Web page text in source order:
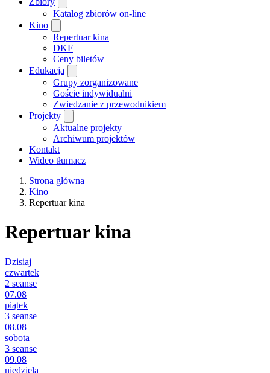
Katalog zbiorów on-line
Kino
Repertuar kina
DKF
Ceny biletów
Edukacja
Grupy zorganizowane
Goście indywidualni
Zwiedzanie z przewodnikiem
Projekty
Aktualne projekty
Archiwum projektów
Kontakt
Wideo tłumacz
Strona główna
Kino
Repertuar kina
Repertuar kina
Dzisiaj
czwartek
2 seanse
07.08
piątek
3 seanse
08.08
sobota
3 seanse
09.08
niedziela